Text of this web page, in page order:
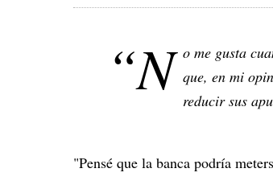
“N o me gusta
que, en mi
reducir sus
"Pensé que la banca podría